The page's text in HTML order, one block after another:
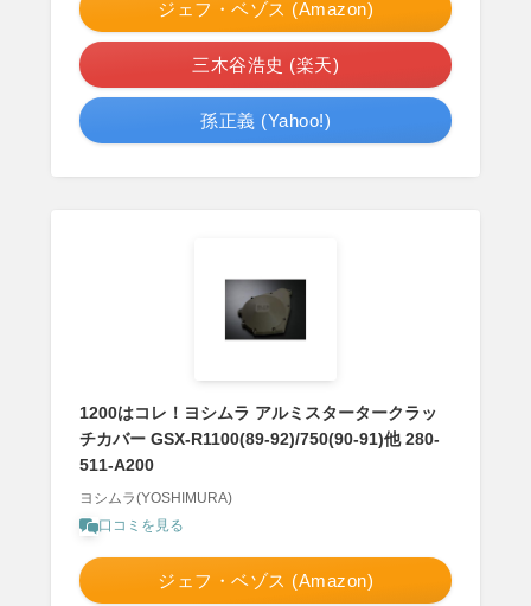
ジェフ・ベゾス (Amazon)
三木谷浩史 (楽天)
孫正義 (Yahoo!)
1200はコレ！ヨシムラ アルミスタータークラッ
チカバー GSX-R1100(89-92)/750(90-91)他 280-
511-A200
ヨシムラ(YOSHIMURA)
口コミを見る
ジェフ・ベゾス (Amazon)